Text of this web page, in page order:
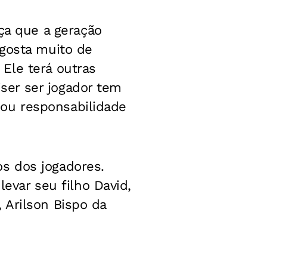
que a geração
muito de
terá outras
ser jogador tem
responsabilidade
dos jogadores.
seu filho David,
Arilson Bispo da